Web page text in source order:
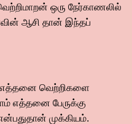
ஒரு நேர்காணலில்
ஆசி தான் இந்தப்
எத்தனை வெற்றிகளை
எத்தனை பேருக்கு
முக்கியம்.